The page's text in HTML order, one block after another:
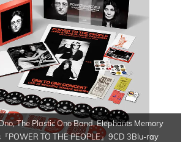
The Plastic Ono Band, Elephants Memory
POWER TO THE PEOPLE』9CD 3Blu-ray